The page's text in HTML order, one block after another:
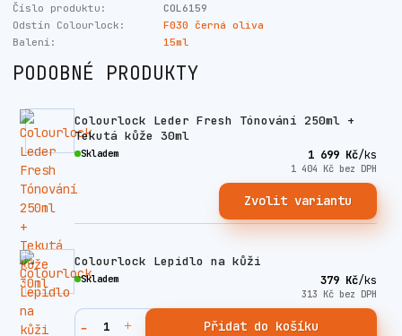
Číslo produktu:
COL6159
Odstín Colourlock:
F030 černá oliva
Balení:
15ml
PODOBNÉ PRODUKTY
Colourlock Leder Fresh Tónování 250ml +
Tekutá kůže 30ml
1 699 Kč/ks
1 404 Kč bez DPH
Skladem
Zvolit variantu
Colourlock Lepidlo na kůži
379 Kč/ks
313 Kč bez DPH
Skladem
Přidat do košíku